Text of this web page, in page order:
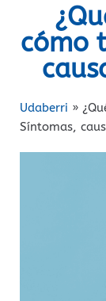
cómo
Udaberri »
Síntomas,